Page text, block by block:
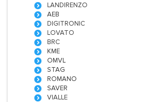
LANDIRENZO
AEB
DIGITRONIC
LOVATO
BRC
KME
OMVL
STAG
ROMANO
SAVER
VIALLE